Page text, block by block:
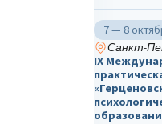
7 — 8
Санкт-
IX